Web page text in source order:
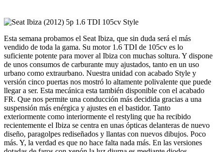
Esta semana probamos el Seat Ibiza, que sin duda será el más
vendido de toda la gama. Su motor 1.6 TDI de 105cv es lo
suficiente potente para mover al Ibiza con muchas soltura. Y dispone
de unos consumos de carburante muy ajustados, tanto en un uso
urbano como extraurbano. Nuestra unidad con acabado Style y
versión cinco puertas nos mostró lo altamente polivalente que puede
llegar a ser. Esta mecánica esta también disponible con el acabado
FR. Que nos permite una conducción más decidida gracias a una
suspensión más enérgica y ajustes en el bastidor. Tanto
exteriormente como interiormente el restyling que ha recibido
recientemente el Ibiza se centra en unas ópticas delanteras de nuevo
diseño, paragolpes rediseñados y llantas con nuevos dibujos. Poco
más. Y, la verdad es que no hace falta nada más. En las versiones